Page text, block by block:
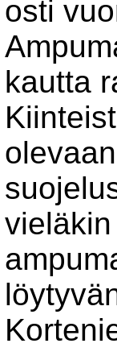
osti
kautta